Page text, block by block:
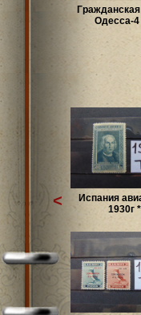
Одесса-4
Испания
1930г *
<